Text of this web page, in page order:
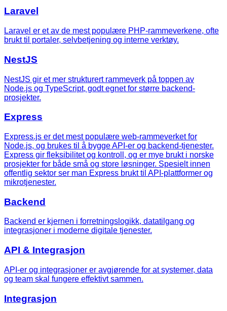
Laravel
Laravel er et av de mest populære PHP-rammeverkene, ofte
brukt til portaler, selvbetjening og interne verktøy.
NestJS
NestJS gir et mer strukturert rammeverk på toppen av
Node.js og TypeScript, godt egnet for større backend-
prosjekter.
Express
Express.js er det mest populære web-rammeverket for
Node.js, og brukes til å bygge API-er og backend-tjenester.
Express gir fleksibilitet og kontroll, og er mye brukt i norske
prosjekter for både små og store løsninger. Spesielt innen
offentlig sektor ser man Express brukt til API-plattformer og
mikrotjenester.
Backend
Backend er kjernen i forretningslogikk, datatilgang og
integrasjoner i moderne digitale tjenester.
API & Integrasjon
API-er og integrasjoner er avgjørende for at systemer, data
og team skal fungere effektivt sammen.
Integrasjon